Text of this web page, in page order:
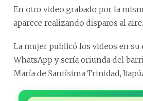
En otro video grabado por la
aparece realizando disparos al aire.
La mujer publicó los videos en su
WhatsApp y sería oriunda del
María de Santísima Trinidad,